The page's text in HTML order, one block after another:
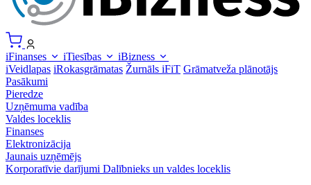
iFinanses iTiesības
iBizness
iVeidlapas iRokasgrāmatas Žurnāls iFiT Grāmatveža plānotājs
Pasākumi
Pieredze
Uzņēmuma vadība
Valdes loceklis
Finanses
Elektronizācija
Jaunais uzņēmējs
Korporatīvie darījumi Dalībnieks un valdes loceklis